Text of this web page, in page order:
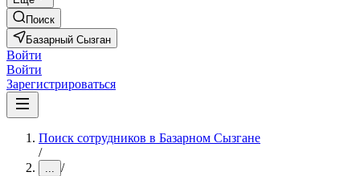
Поиск
Базарный Сызган
Войти
Войти
Зарегистрироваться
Поиск сотрудников в Базарном Сызгане
/
... /